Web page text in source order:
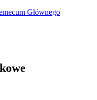
Głównego
Patrycja Kubiesa -